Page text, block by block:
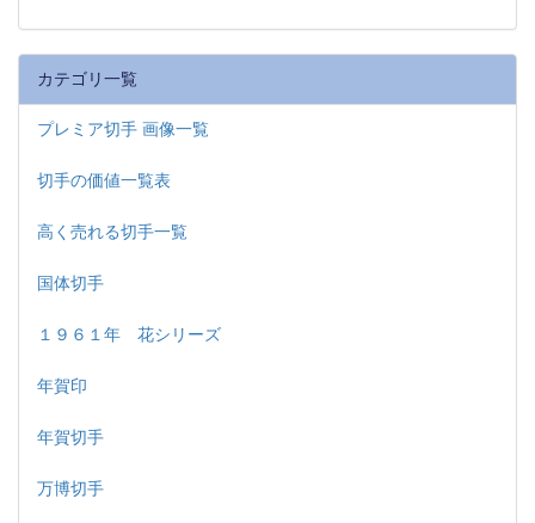
カテゴリ一覧
プレミア切手 画像一覧
切手の価値一覧表
高く売れる切手一覧
国体切手
１９６１年 花シリーズ
年賀印
年賀切手
万博切手